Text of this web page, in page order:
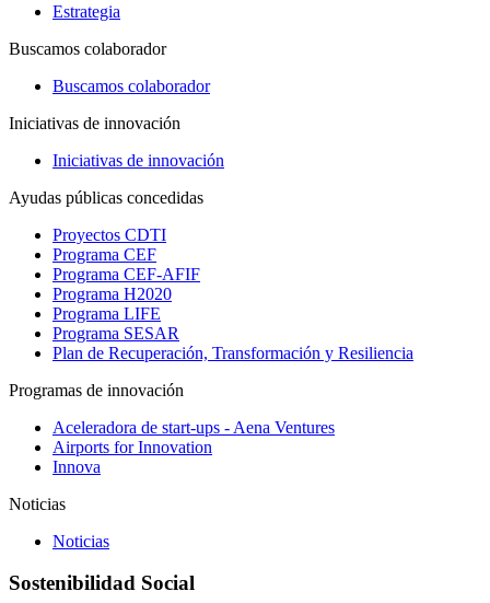
Estrategia
Buscamos colaborador
Buscamos colaborador
Iniciativas de innovación
Iniciativas de innovación
Ayudas públicas concedidas
Proyectos CDTI
Programa CEF
Programa CEF-AFIF
Programa H2020
Programa LIFE
Programa SESAR
Plan de Recuperación, Transformación y Resiliencia
Programas de innovación
Aceleradora de start-ups - Aena Ventures
Airports for Innovation
Innova
Noticias
Noticias
Sostenibilidad Social